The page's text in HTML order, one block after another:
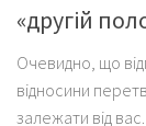
«другій
Очевидно, що
відносини
залежати від